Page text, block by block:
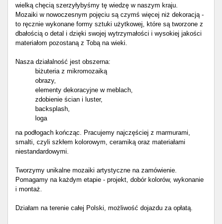
wielką chęcią szerzyłybyśmy tę wiedzę w naszym kraju.
Mozaiki w nowoczesnym pojęciu są czymś więcej niż dekoracją -
to ręcznie wykonane formy sztuki użytkowej, które są tworzone z
dbałością o detal i dzięki swojej wytrzymałości i wysokiej jakości
materiałom pozostaną z Tobą na wieki.
Nasza działalność jest obszerna:
biżuteria z mikromozaiką
obrazy,
elementy dekoracyjne w meblach,
zdobienie ścian i luster,
backsplash,
loga
na podłogach kończąc. Pracujemy najczęściej z marmurami,
smalti, czyli szkłem kolorowym, ceramiką oraz materiałami
niestandardowymi.
Tworzymy unikalne mozaiki artystyczne na zamówienie.
Pomagamy na każdym etapie - projekt, dobór kolorów, wykonanie
i montaż.
Działam na terenie całej Polski, możliwość dojazdu za opłatą.